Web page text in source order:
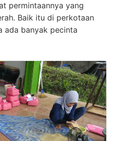
permintaannya yang
Baik itu di perkotaan
ada banyak pecinta